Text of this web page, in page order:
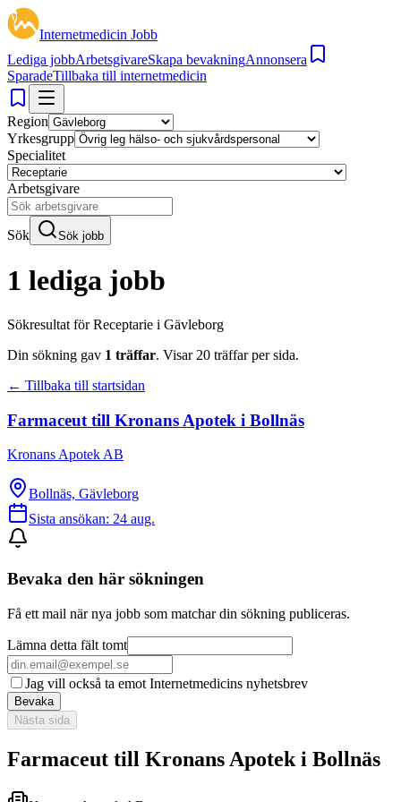
Internetmedicin Jobb
Lediga jobbArbetsgivareSkapa bevakningAnnonsera
SparadeTillbaka till internetmedicin
Region
Yrkesgrupp
Specialitet
Arbetsgivare
Sök Sök jobb
1 lediga jobb
Sökresultat förReceptarie i Gävleborg
Din sökning gav 1 träffar. Visar 20 träffar per sida.
← Tillbaka till startsidan
Farmaceut till Kronans Apotek i Bollnäs
Kronans Apotek AB
Bollnäs, Gävleborg
Sista ansökan: 24 aug.
Bevaka den här sökningen
Få ett mail när nya jobb som matchar din sökning publiceras.
Lämna detta fält tomt
Jag vill också ta emot Internetmedicins nyhetsbrev
Bevaka
Nästa sida
Farmaceut till Kronans Apotek i Bollnäs